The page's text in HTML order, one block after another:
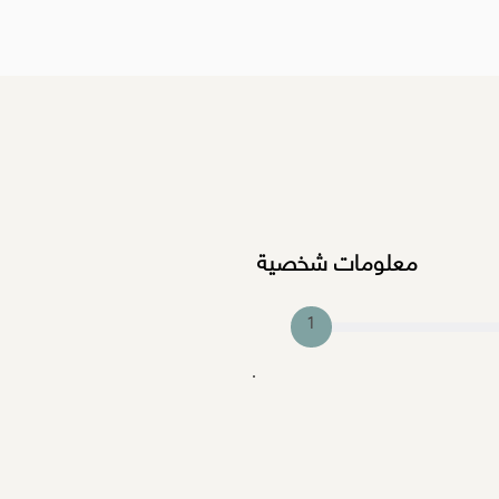
معلومات شخصية
1